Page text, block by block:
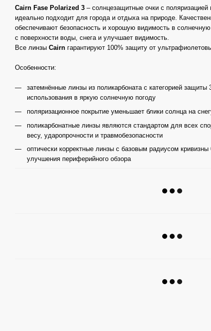
Cairn Fase Polarized 3 – солнцезащитные очки с
идеально подходит для города и отдыха на природе.
обеспечивают безопасность и хорошую видимость в
с поверхности воды, снега и улучшает видимость.
Все линзы Cairn гарантируют 100% защиту от
Особенности:
затемнённые линзы из поликарбоната с категорией
использования в яркую солнечную погоду
поляризационное покрытие уменьшает блики солнца на
поликарбонатные линзы являются стандартом для всех
весу, ударопрочности и травмобезопасности
оптически корректные линзы с базовым радиусом
улучшения периферийного обзора